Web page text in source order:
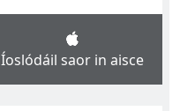
Íoslódáil saor in aisce